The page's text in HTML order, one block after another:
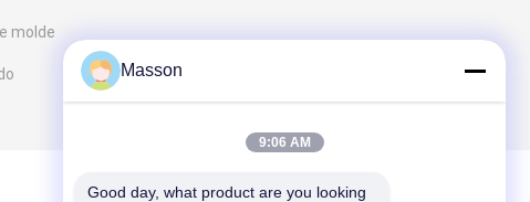
molde
Masson
9:06 AM
Good day, what product are you looking